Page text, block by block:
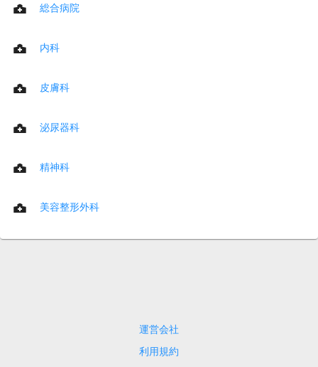
総合病院
内科
皮膚科
泌尿器科
精神科
美容整形外科
運営会社
利用規約